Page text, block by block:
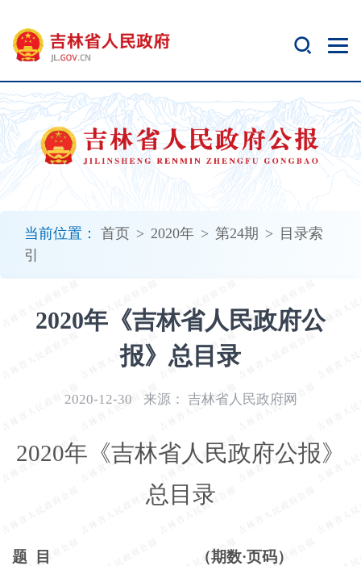
当前位置： 首页 > 2020年 > 第24期 > 目录索
引
2020年《吉林省人民政府公
报》总目录
2020-12-30 来源： 吉林省人民政府网
2020年《吉林省人民政府公报》
总目录
题 目
（期数·页码）
开
无
障
碍
说
明
加